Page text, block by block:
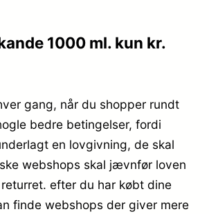
1000 ml. kun kr.
gang, når du shopper rundt
bedre betingelser, fordi
en lovgivning, de skal
webshops skal jævnfør loven
efter du har købt dine
finde webshops der giver mere